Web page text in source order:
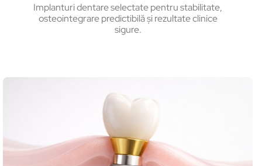
Implanturi dentare selectate pentru stabilitate,
osteointegrare predictibilă și rezultate clinice
sigure.